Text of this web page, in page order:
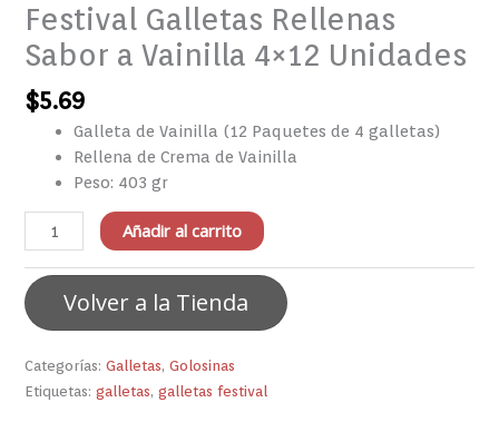
Festival Galletas Rellenas
Sabor a Vainilla 4×12 Unidades
$5.69
Galleta de Vainilla (12 Paquetes de 4 galletas)
Rellena de Crema de Vainilla
Peso: 403 gr
Añadir al carrito
Volver a la Tienda
Categorías:Galletas,Golosinas
Etiquetas:galletas,galletas festival